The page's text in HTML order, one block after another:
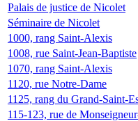
Palais de justice de Nicolet
Séminaire de Nicolet
1000, rang Saint-Alexis
1008, rue Saint-Jean-Baptiste
1070, rang Saint-Alexis
1120, rue Notre-Dame
1125, rang du Grand-Saint-
115-123, rue de